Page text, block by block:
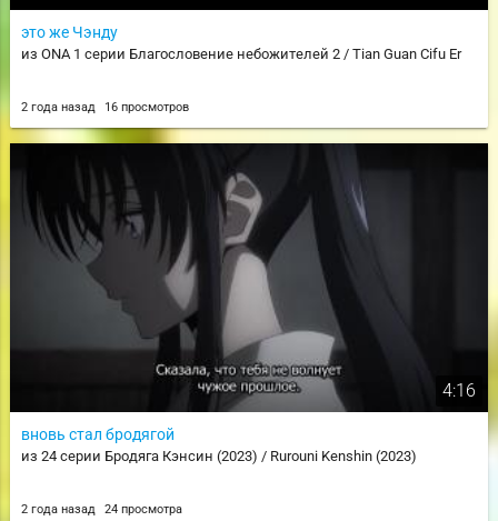
это же Чэнду
из ONA 1 серии Благословение небожителей 2 / Tian Guan Cifu Er
2 года назад 16 просмотров
4:16
вновь стал бродягой
из 24 серии Бродяга Кэнсин (2023) / Rurouni Kenshin (2023)
2 года назад 24 просмотра